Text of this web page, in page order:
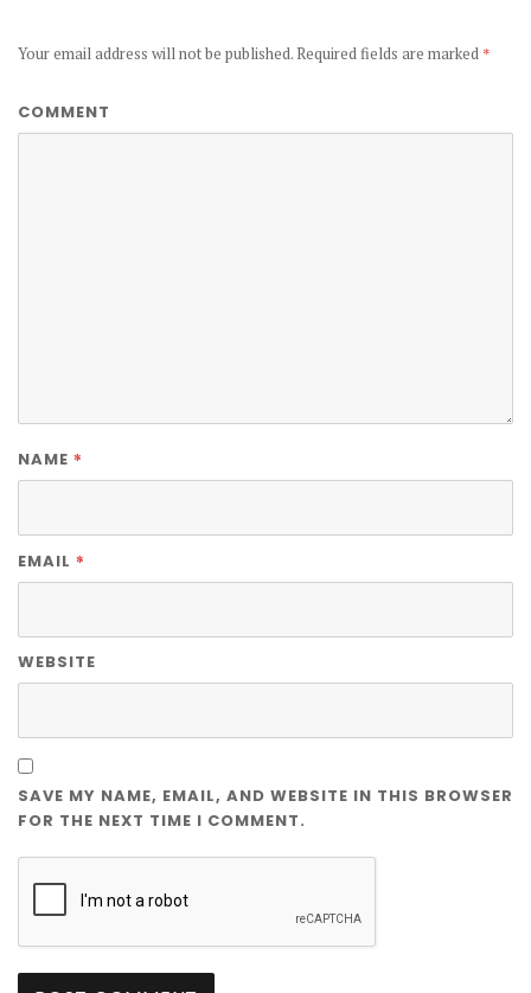
Your email address will not be published. Required fields are marked *
COMMENT
NAME *
EMAIL *
WEBSITE
SAVE MY NAME, EMAIL, AND WEBSITE IN THIS BROWSER
FOR THE NEXT TIME I COMMENT.